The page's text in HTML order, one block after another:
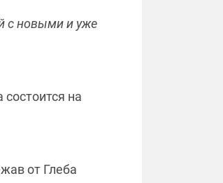
с новыми и уже
на
от Глеба